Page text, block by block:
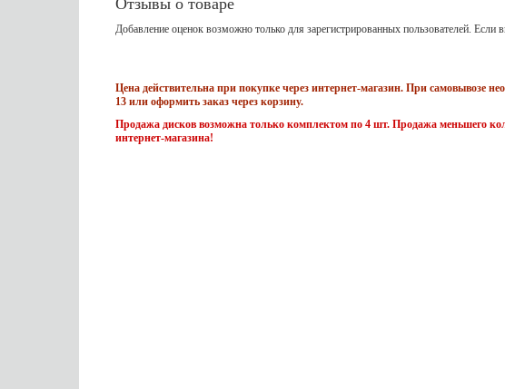
Отзывы о товаре
Добавление оценок возможно только для зарегистрированных пользователей.
Цена действительна при покупке через интернет-магазин. При самовывозе
13 или оформить заказ через корзину.
Продажа дисков возможна только комплектом по 4 шт. Продажа меньшего
интернет-магазина!